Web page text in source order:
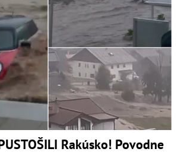
Rakúsko! Povodne